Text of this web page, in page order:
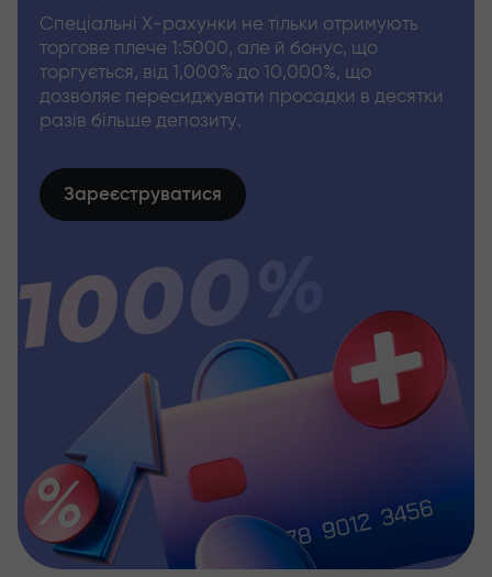
Спеціальні Х-рахунки не тільки отримують
торгове плече 1:5000, але й бонус, що
торгується, від 1,000% до 10,000%, що
дозволяє пересиджувати просадки в десятки
разів більше депозиту.
Зареєструватися